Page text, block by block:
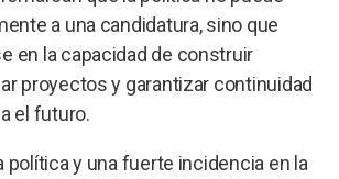
a una candidatura, sino que
en la capacidad de construir
proyectos y garantizar continuidad
el futuro.
política y una fuerte incidencia en la